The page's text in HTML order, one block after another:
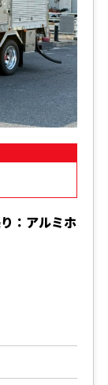
：アルミホ